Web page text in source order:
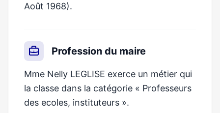
Août 1968).
Profession du maire
Mme Nelly LEGLISE exerce un métier qui
la classe dans la catégorie « Professeurs
des ecoles, instituteurs ».